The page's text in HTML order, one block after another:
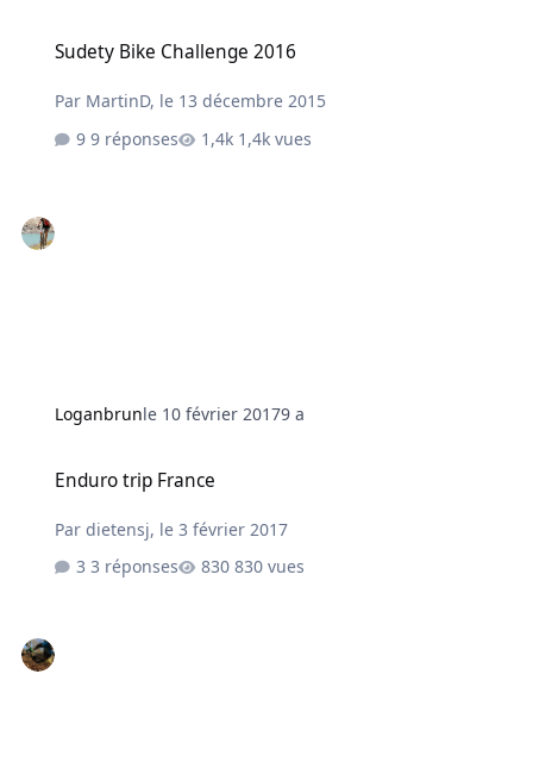
Sudety Bike Challenge 2016
Par MartinD, le 13 décembre 2015
9 réponses
1,4k vues
Loganbrunle 10 février 20179 a
Enduro trip France
Pardietensj, le 3 février 2017
3 réponses
830 vues